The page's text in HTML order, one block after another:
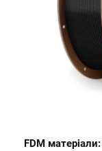
FDM матеріали: